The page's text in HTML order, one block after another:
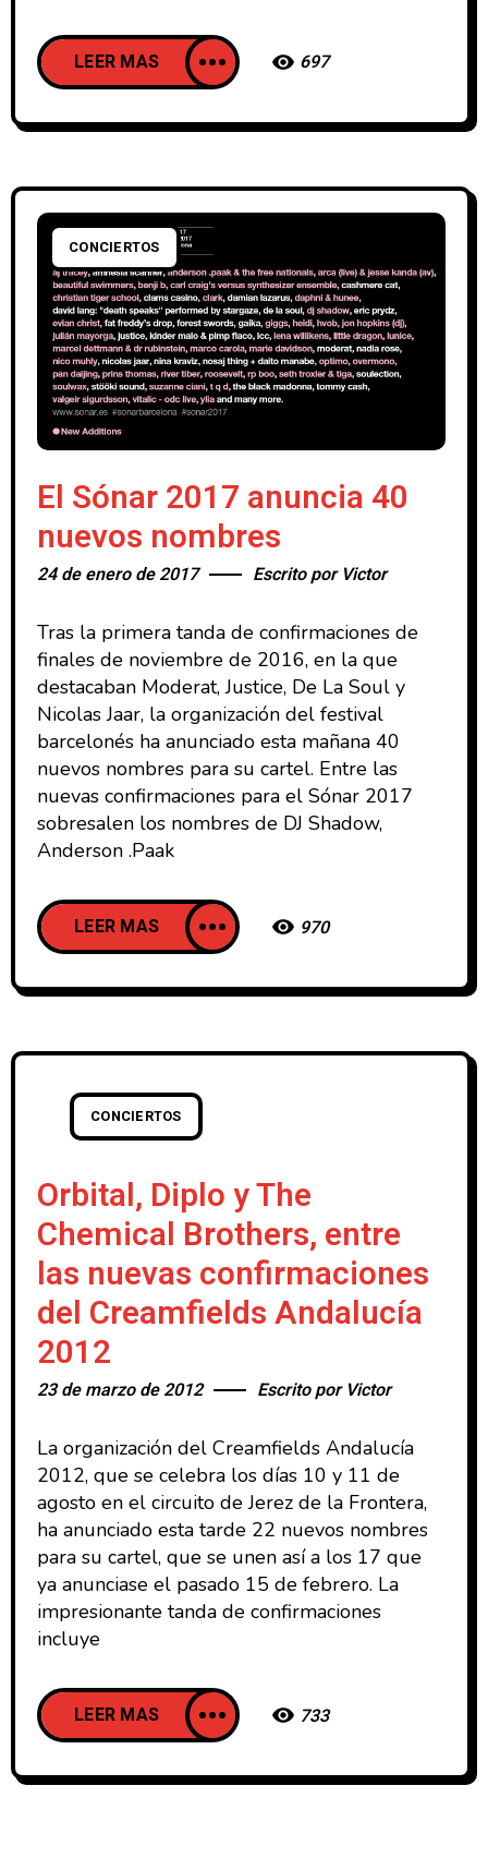
LEER MAS 697
CONCIERTOS
El Sónar 2017 anuncia 40
nuevos nombres
24 de enero de 2017 Escrito por Victor
Tras la primera tanda de confirmaciones de
finales de noviembre de 2016, en la que
destacaban Moderat, Justice, De La Soul y
Nicolas Jaar, la organización del festival
barcelonés ha anunciado esta mañana 40
nuevos nombres para su cartel. Entre las
nuevas confirmaciones para el Sónar 2017
sobresalen los nombres de DJ Shadow,
Anderson .Paak
LEER MAS 970
CONCIERTOS
Orbital, Diplo y The
Chemical Brothers, entre
las nuevas confirmaciones
del Creamfields Andalucía
2012
23 de marzo de 2012 Escrito por Victor
La organización del Creamfields Andalucía
2012, que se celebra los días 10 y 11 de
agosto en el circuito de Jerez de la Frontera,
ha anunciado esta tarde 22 nuevos nombres
para su cartel, que se unen así a los 17 que
ya anunciase el pasado 15 de febrero. La
impresionante tanda de confirmaciones
incluye
LEER MAS 733